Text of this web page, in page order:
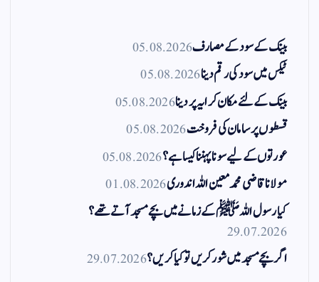
بینک کے سود کے مصارف05.08.2026
ٹیکس میں سود کی رقم دینا05.08.2026
بینک کے لئے مکان کرایہ پر دینا05.08.2026
قسطوں پر سامان کی فروخت05.08.2026
عورتوں کے لیے سونا پہننا کیسا ہے؟05.08.2026
مولانا قاضی محمد معین اللہ اندوری01.08.2026
کیا رسول اللہ ﷺ کے زمانے میں بچے مسجد آتے تھے؟
29.07.2026
اگر بچے مسجد میں شور کریں تو کیا کریں؟29.07.2026